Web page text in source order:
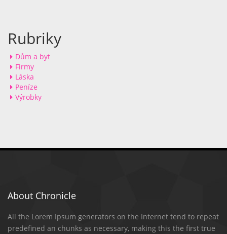
Rubriky
Dům a byt
Firmy
Láska
Peníze
Výrobky
About Chronicle
All the Lorem Ipsum generators on the Internet tend to repeat
predefined an chunks as necessary, making this the first true